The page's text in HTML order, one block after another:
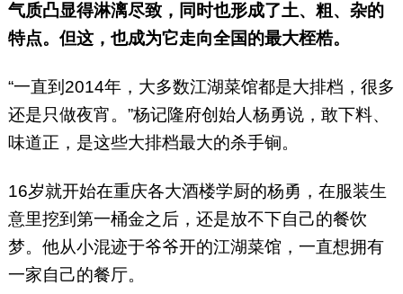
气质凸显得淋漓尽致，同时也形成了土、粗、杂的
特点。但这，也成为它走向全国的最大桎梏。
“一直到2014年，大多数江湖菜馆都是大排档，很多
还是只做夜宵。”杨记隆府创始人杨勇说，敢下料、
味道正，是这些大排档最大的杀手锏。
16岁就开始在重庆各大酒楼学厨的杨勇，在服装生
意里挖到第一桶金之后，还是放不下自己的餐饮
梦。他从小混迹于爷爷开的江湖菜馆，一直想拥有
一家自己的餐厅。